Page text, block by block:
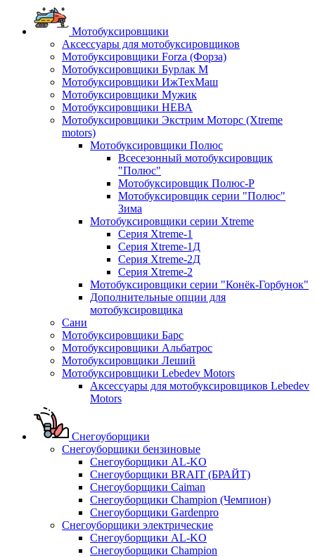
Мотобуксировщики
Аксессуары для мотобуксировщиков
Мотобуксировщики Forza (Форза)
Мотобуксировщики Бурлак М
Мотобуксировщики ИжТехМаш
Мотобуксировщики Мужик
Мотобуксировщики НЕВА
Мотобуксировщики Экстрим Моторс (Xtreme
motors)
Мотобуксировщики Полюс
Всесезонный мотобуксировщик
"Полюс"
Мотобуксировщик Полюс-Р
Мотобуксировщик серии "Полюс"
Зима
Мотобуксировщики серии Xtreme
Серия Xtreme-1
Серия Xtreme-1Д
Серия Xtreme-2Д
Серия Xtreme-2
Мотобуксировщики серии "Конёк-Горбунок"
Дополнительные опции для
мотобуксировщика
Сани
Мотобуксировщики Барс
Мотобуксировщики Альбатрос
Мотобуксировщики Леший
Мотобуксировщики Lebedev Motors
Аксессуары для мотобуксировщиков Lebedev
Motors
Снегоуборщики
Снегоуборщики бензиновые
Снегоуборщики AL-KO
Снегоуборщики BRAIT (БРАЙТ)
Снегоуборщики Caiman
Снегоуборщики Champion (Чемпион)
Снегоуборщики Gardenpro
Снегоуборщики электрические
Снегоуборщики AL-KO
Снегоуборщики Champion